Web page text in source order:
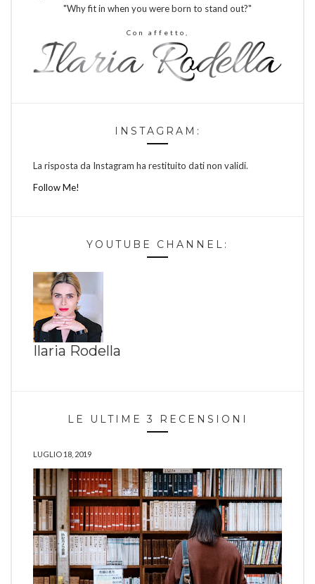
"Why fit in when you were born to stand out?"
Con affetto,
INSTAGRAM:
La risposta da Instagram ha restituito dati non validi.
Follow Me!
YOUTUBE CHANNEL:
Ilaria Rodella
LE ULTIME 3 RECENSIONI
LUGLIO 18, 2019